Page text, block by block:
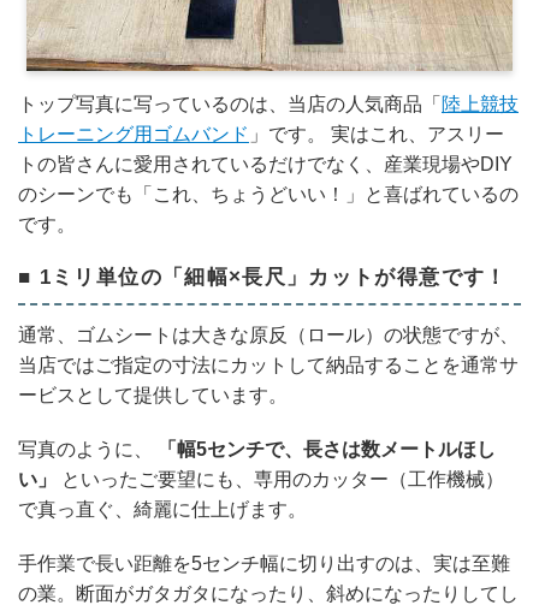
トップ写真に写っているのは、当店の人気商品「 陸上競技
トレーニング用ゴムバンド 」です。 実はこれ、アスリー
トの皆さんに愛用されているだけでなく、産業現場やDIY
のシーンでも「これ、ちょうどいい！」と喜ばれているの
です。
■ 1ミリ単位の「細幅×長尺」カットが得意です！
通常、ゴムシートは大きな原反（ロール）の状態ですが、
当店ではご指定の寸法にカットして納品することを通常サ
ービスとして提供しています。
写真のように、
「幅5センチで、長さは数メートルほし
い」
といったご要望にも、専用のカッター（工作機械）
で真っ直ぐ、綺麗に仕上げます。
手作業で長い距離を5センチ幅に切り出すのは、実は至難
の業。断面がガタガタになったり、斜めになったりしてし